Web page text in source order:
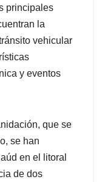
principales
la
vehicular
y eventos
que se
se han
en el litoral
de dos